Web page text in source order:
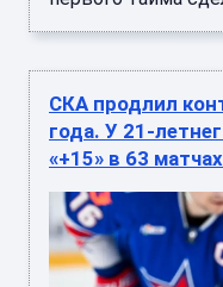
СКА продлил
года. У 21-
«+15» в 63